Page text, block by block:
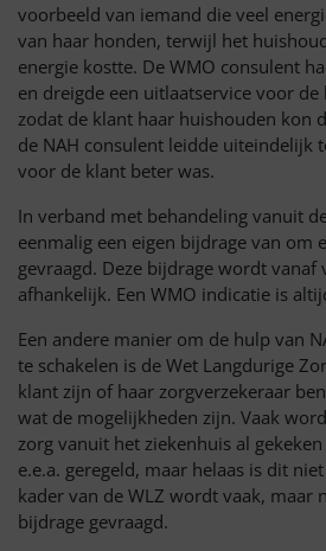
voorbeeld van iemand die veel
van haar honden, terwijl het
energie kostte. De WMO consulent
en dreigde een uitlaatservice voor de
zodat de klant haar huishouden kon
de NAH consulent leidde uiteindelijk
voor de klant beter was.
In verband met behandeling vanuit
eenmalig een eigen bijdrage van om
gevraagd. Deze bijdrage wordt
afhankelijk. Een WMO indicatie is
Een andere manier om de hulp van
te schakelen is de Wet Langdurige
klant zijn of haar zorgverzekeraar
wat de mogelijkheden zijn. Vaak
zorg vanuit het ziekenhuis al
e.e.a. geregeld, maar helaas is dit
kader van de WLZ wordt vaak, maar
bijdrage gevraagd.